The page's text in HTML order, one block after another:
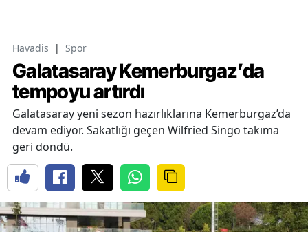
Havadis | Spor
Galatasaray Kemerburgaz’da
tempoyu artırdı
Galatasaray yeni sezon hazırlıklarına Kemerburgaz’da
devam ediyor. Sakatlığı geçen Wilfried Singo takıma
geri döndü.